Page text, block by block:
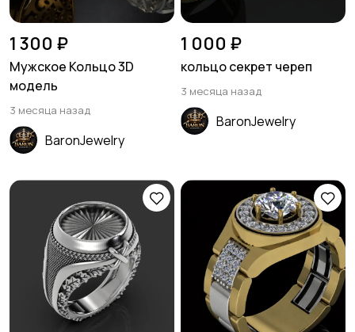
1 300 ₽
Мужское Кольцо 3D
модель
3 месяца назад
BaronJewelry
1 000 ₽
кольцо секрет череп
3 месяца назад
BaronJewelry